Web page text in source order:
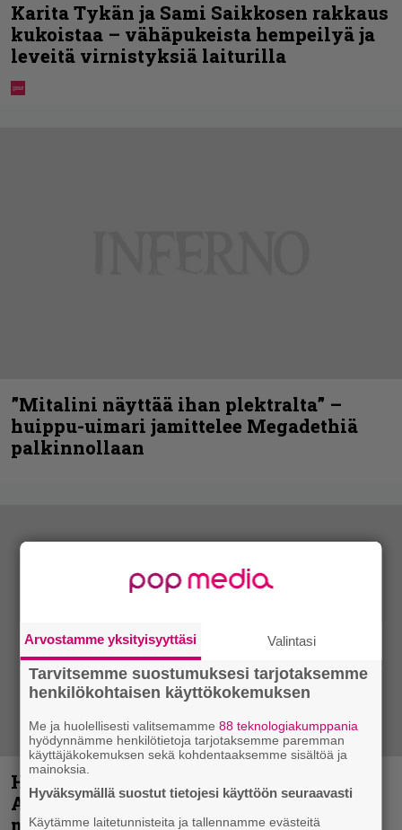
Karita Tykän ja Sami Saikkosen rakkaus
kukoistaa – vähäpukeista hempeilyä ja
leveitä virnistyksiä laiturilla
”Mitalini näyttää ihan plektralta” –
huippu-uimari jamittelee Megadethiä
palkinnollaan
Hellsinki Metal Festival kuvina, osa 1 –
Accept, Carcass, Black Label Society ja
muita avauspäivän esiintyjiä
Arvostamme yksityisyyttäsi Valintasi
Tarvitsemme suostumuksesi tarjotaksemme
henkilökohtaisen käyttökokemuksen
Me ja huolellisesti valitsemamme88 teknologiakumppania
hyödynnämme henkilötietoja tarjotaksemme paremman
käyttäjäkokemuksen sekä kohdentaaksemme sisältöä ja
mainoksia.
Hyväksymällä suostut tietojesi käyttöön seuraavasti
Käytämme laitetunnisteita ja tallennamme evästeitä